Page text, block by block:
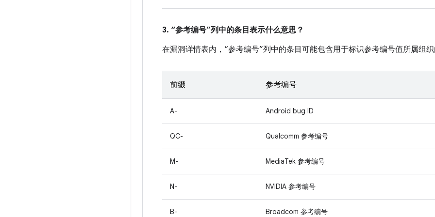
3. “参考编号”列中的条目表示什么意思？
在漏洞详情表内，“参考编号”列中的条目可能包含用于标识参考编号值所属组
前缀 参考编号
A- Android bug ID
QC- Qualcomm 参考编号
M- MediaTek 参考编号
N- NVIDIA 参考编号
B- Broadcom 参考编号